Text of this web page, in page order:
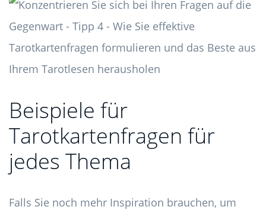
Beispiele für
Tarotkartenfragen für
jedes Thema
Falls Sie noch mehr Inspiration brauchen, um